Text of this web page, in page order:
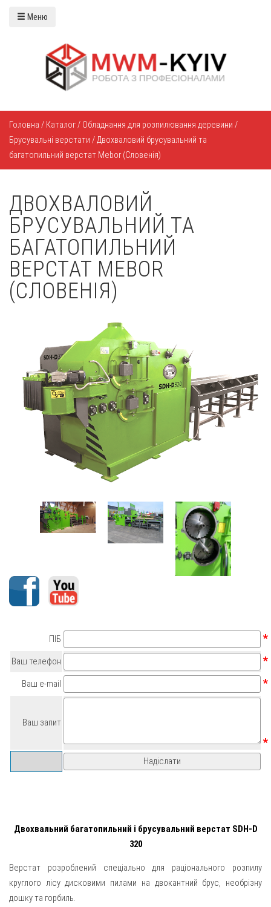
Меню
Головна / Каталог/ Обладнання для розпилювання деревини /
Брусувальні верстати /Двохваловий брусувальний та
багатопильний верстат Mebor (Словенія)
ДВОХВАЛОВИЙ
БРУСУВАЛЬНИЙ ТА
БАГАТОПИЛЬНИЙ
ВЕРСТАТ MEBOR
(СЛОВЕНІЯ)
ПІБ *
Ваш телефон *
Ваш e-mail *
Ваш запит
*
Двохвальний багатопильний і брусувальний верстат SDH-D
320
Верстат розроблений спеціально для раціонального розпилу
круглого лісу дисковими пилами на двокантний брус, необрізну
дошку та горбиль.